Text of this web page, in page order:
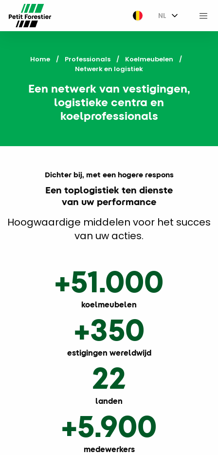
NL
Home Professionals
Koelmeubelen
Current:
Netwerk en logistiek
Een netwerk van vestigingen,
logistieke centra en
koelprofessionals
Dichter bij, met een hogere respons
Een toplogistiek ten dienste
van uw performance
Hoogwaardige middelen voor het succes
van uw acties.
+51.000
koelmeubelen
+350
estigingen wereldwijd
22
landen
+5.900
medewerkers